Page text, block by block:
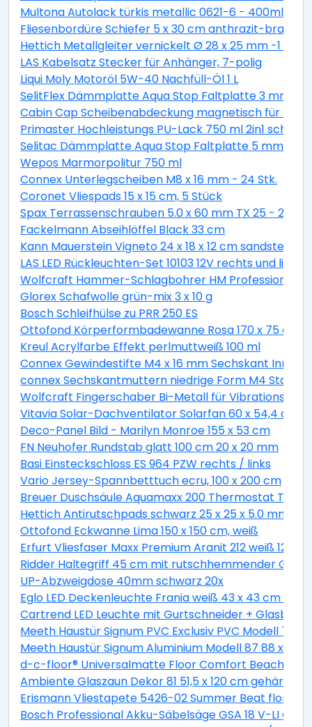
Multona Autolack türkis metallic 0621-6 - 400ml
Fliesenbordüre Schiefer 5 x 30 cm anthrazit-braun
Hettich Metallgleiter vernickelt Ø 28 x 25 mm -1
LAS Kabelsatz Stecker für Anhänger, 7-polig
Liqui Moly Motoröl 5W-40 Nachfüll-Öl 1 L
SelitFlex Dämmplatte Aqua Stop Faltplatte 3 mm
Cabin Cap Scheibenabdeckung magnetisch für
Primaster Hochleistungs PU-Lack 750 ml 2in1
Selitac Dämmplatte Aqua Stop Faltplatte 5 mm
Wepos Marmorpolitur 750 ml
Connex Unterlegscheiben M8 x 16 mm - 24 Stk.
Coronet Vliespads 15 x 15 cm, 5 Stück
Spax Terrassenschrauben 5.0 x 60 mm TX 25 - 200
Fackelmann Abseihlöffel Black 33 cm
Kann Mauerstein Vigneto 24 x 18 x 12 cm
LAS LED Rückleuchten-Set 10103 12V rechts und links
Wolfcraft Hammer-Schlagbohrer HM Professional
Glorex Schafwolle grün-mix 3 x 10 g
Bosch Schleifhülse zu PRR 250 ES
Ottofond Körperformbadewanne Rosa 170 x 75 cm,
Kreul Acrylfarbe Effekt perlmuttweiß 100 ml
Connex Gewindestifte M4 x 16 mm Sechskant Innen
connex Sechskantmuttern niedrige Form M4 Stahl
Wolfcraft Fingerschaber Bi-Metall für
Vitavia Solar-Dachventilator Solarfan 60 x 54,4 cm
Deco-Panel Bild - Marilyn Monroe 155 x 53 cm
FN Neuhofer Rundstab glatt 100 cm 20 x 20 mm
Basi Einsteckschloss ES 964 PZW rechts / links
Vario Jersey-Spannbetttuch ecru, 100 x 200 cm
Breuer Duschsäule Aquamaxx 200 Thermostat
Hettich Antirutschpads schwarz 25 x 25 x 5.0 mm -
Ottofond Eckwanne Lima 150 x 150 cm, weiß
Erfurt Vliesfaser Maxx Premium Aranit 212 weiß 12,5 x
Ridder Haltegriff 45 cm mit rutschhemmender
UP-Abzweigdose 40mm schwarz 20x
Eglo LED Deckenleuchte Frania weiß 43 x 43 cm
Cartrend LED Leuchte mit Gurtschneider +
Meeth Haustür Signum PVC Exclusiv PVC Modell 70
Meeth Haustür Signum Aluminium Modell 87 88 x 200
d-c-floor® Universalmatte Floor Comfort
Ambiente Glaszaun Dekor 81 51,5 x 120 cm
Erismann Vliestapete 5426-02 Summer Beat floral
Bosch Professional Akku-Säbelsäge GSA 18 V-LI C